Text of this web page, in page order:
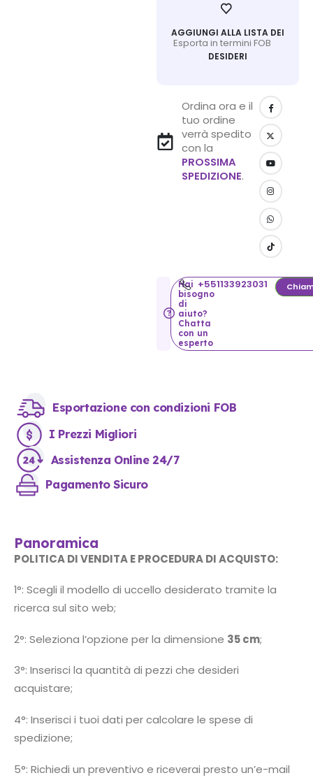
AGGIUNGI ALLA LISTA DEI
DESIDERI
Esporta in termini FOB
Ordina ora e il
tuo ordine
verrà spedito
con la
PROSSIMA
SPEDIZIONE.
Hai
bisogno
di
aiuto?
Chatta
con un
esperto
+551133923031
Esportazione con condizioni FOB
I Prezzi Migliori
Assistenza Online 24/7
Pagamento Sicuro
Panoramica
POLITICA DI VENDITA E PROCEDURA DI ACQUISTO:
1°: Scegli il modello di uccello desiderato tramite la
ricerca sul sito web;
2°: Seleziona l’opzione per la dimensione 35 cm;
3°: Inserisci la quantità di pezzi che desideri
acquistare;
4°: Inserisci i tuoi dati per calcolare le spese di
spedizione;
5°: Richiedi un preventivo e riceverai presto un’e-mail